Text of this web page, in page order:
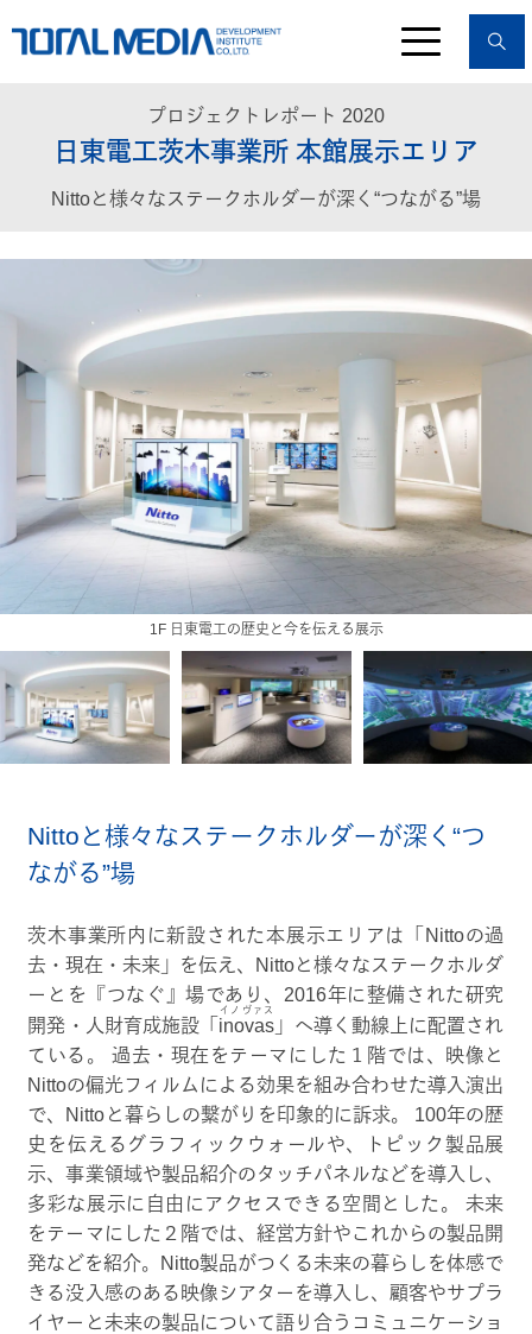
プロジェクトレポート 2020
日東電工茨木事業所 本館展示エリア
Nittoと様々なステークホルダーが深く“つながる”場
1F 日東電工の歴史と今を伝える展示
2F 日東電工の未来に向けた取組を伝える展示
Nittoと様々なステークホルダーが深く“つ
ながる”場
茨木事業所内に新設された本展示エリアは「Nittoの過
去・現在・未来」を伝え、Nittoと様々なステークホルダ
ーとを『つなぐ』場であり、2016年に整備された研究
開発・人財育成施設「 inovas
イノヴァス
」へ導く動線上に配置され
ている。 過去・現在をテーマにした１階では、映像と
Nittoの偏光フィルムによる効果を組み合わせた導入演出
で、Nittoと暮らしの繋がりを印象的に訴求。 100年の歴
史を伝えるグラフィックウォールや、トピック製品展
示、事業領域や製品紹介のタッチパネルなどを導入し、
多彩な展示に自由にアクセスできる空間とした。 未来
をテーマにした２階では、経営方針やこれからの製品開
発などを紹介。Nitto製品がつくる未来の暮らしを体感で
きる没入感のある映像シアターを導入し、顧客やサプラ
イヤーと未来の製品について語り合うコミュニケーショ